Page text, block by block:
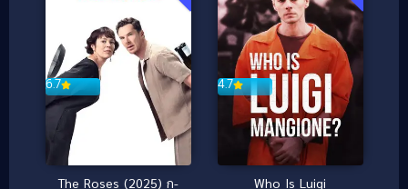
6.7
The Roses (2025) กุ-
4.7
Who Is Luigi